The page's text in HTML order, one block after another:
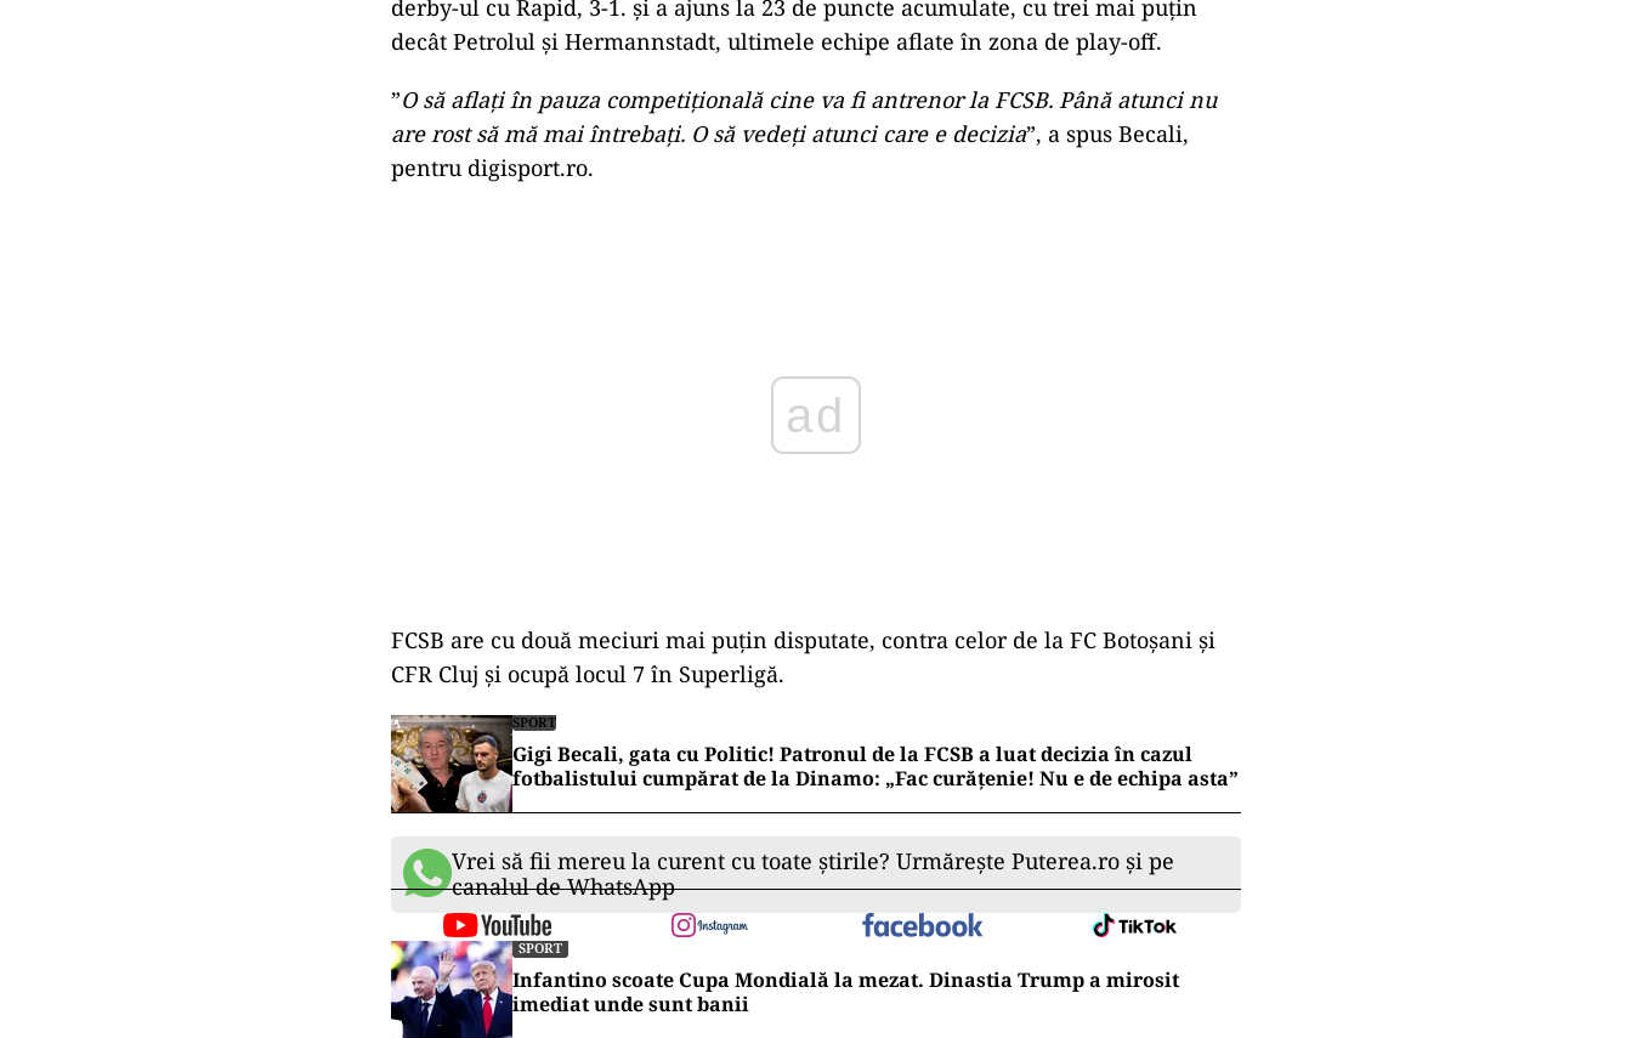
derby-ul cu Rapid, 3-1. și a ajuns la 23 de puncte acumulate, cu trei mai puțin
decât Petrolul și Hermannstadt, ultimele echipe aflate în zona de play-off.
”O să aflați în pauza competițională cine va fi antrenor la FCSB. Până atunci nu
are rost să mă mai întrebați. O să vedeți atunci care e decizia”, a spus Becali,
pentru digisport.ro.
FCSB are cu două meciuri mai puțin disputate, contra celor de la FC Botoșani și
CFR Cluj și ocupă locul 7 în Superligă.
SPORT
Gigi Becali, gata cu Politic! Patronul de la FCSB a luat decizia în cazul
fotbalistului cumpărat de la Dinamo: „Fac curățenie! Nu e de echipa asta”
Vrei să fii mereu la curent cu toate știrile? Urmărește Puterea.ro și pe
canalul de WhatsApp
SPORT
Infantino scoate Cupa Mondială la mezat. Dinastia Trump a mirosit
imediat unde sunt banii